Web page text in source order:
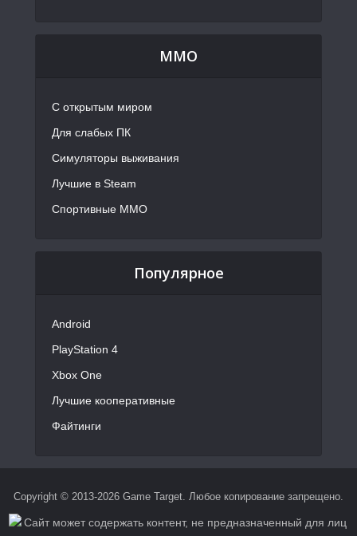
MMO
С открытым миром
Для слабых ПК
Симуляторы выживания
Лучшие в Steam
Спортивные MMO
Популярное
Android
PlayStation 4
Xbox One
Лучшие кооперативные
Файтинги
Copyright © 2013-2026 Game Target. Любое копирование запрещено.